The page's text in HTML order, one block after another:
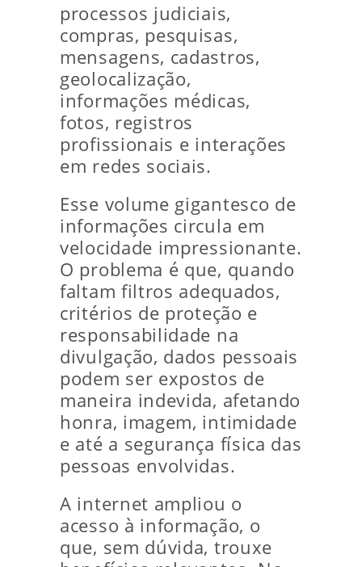
processos judiciais,
compras, pesquisas,
mensagens, cadastros,
geolocalização,
informações médicas,
fotos, registros
profissionais e interações
em redes sociais.
Esse volume gigantesco de
informações circula em
velocidade impressionante.
O problema é que, quando
faltam filtros adequados,
critérios de proteção e
responsabilidade na
divulgação, dados pessoais
podem ser expostos de
maneira indevida, afetando
honra, imagem, intimidade
e até a segurança física das
pessoas envolvidas.
A internet ampliou o
acesso à informação, o
que, sem dúvida, trouxe